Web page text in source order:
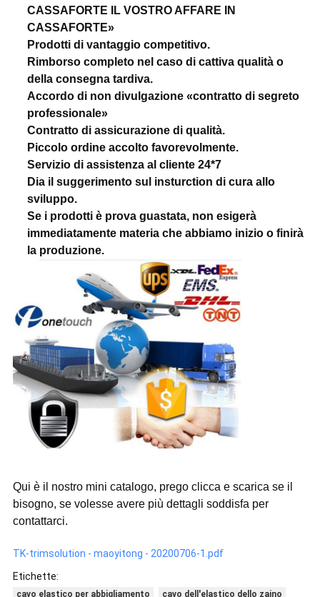
CASSAFORTE IL VOSTRO AFFARE IN
CASSAFORTE»
Prodotti di vantaggio competitivo.
Rimborso completo nel caso di cattiva qualità o
della consegna tardiva.
Accordo di non divulgazione «contratto di segreto
professionale»
Contratto di assicurazione di qualità.
Piccolo ordine accolto favorevolmente.
Servizio di assistenza al cliente 24*7
Dia il suggerimento sul insturction di cura allo
sviluppo.
Se i prodotti è prova guastata, non esigerà
immediatamente materia che abbiamo inizio o finirà
la produzione.
Qui è il nostro mini catalogo, prego clicca e scarica se il
bisogno, se volesse avere più dettagli soddisfa per
contattarci.
TK-trimsolution - maoyitong - 20200706-1.pdf
Etichette:
cavo elastico per abbigliamento
cavo dell'elastico dello zaino